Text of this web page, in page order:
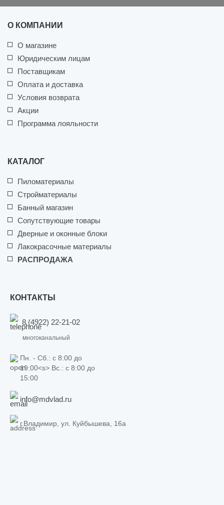
О КОМПАНИИ
О магазине
Юридическим лицам
Поставщикам
Оплата и доставка
Условия возврата
Акции
Программа лояльности
КАТАЛОГ
Пиломатериалы
Стройматериалы
Банный магазин
Сопутствующие товары
Дверные и оконные блоки
Лакокрасочные материалы
РАСПРОДАЖА
КОНТАКТЫ
8 (4922) 22-21-02
многоканальный
Пн. - Сб.: c 8:00 до
19:00<s> Вс.: c 8:00 до
15:00
info@mdvlad.ru
г.Владимир, ул. Куйбышева, 16а